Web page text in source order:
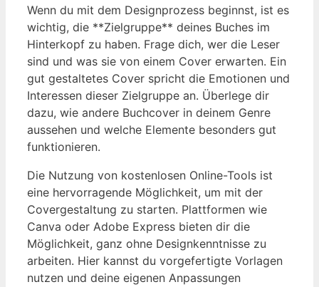
Wenn du mit dem Designprozess beginnst, ist es
wichtig, die **Zielgruppe** deines Buches im
Hinterkopf zu haben. Frage dich, wer die Leser
sind und was sie von einem Cover erwarten. Ein
gut gestaltetes Cover spricht die Emotionen und
Interessen dieser Zielgruppe an. Überlege dir
dazu, wie andere Buchcover in deinem Genre
aussehen und welche Elemente besonders gut
funktionieren.
Die Nutzung von kostenlosen Online-Tools ist
eine hervorragende Möglichkeit, um mit der
Covergestaltung zu starten. Plattformen wie
Canva oder Adobe Express bieten dir die
Möglichkeit, ganz ohne Designkenntnisse zu
arbeiten. Hier kannst du vorgefertigte Vorlagen
nutzen und deine eigenen Anpassungen